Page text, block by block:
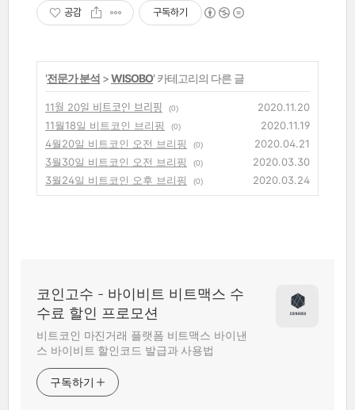
공감 구독하기
'전문가 분석 >WISOBO' 카테고리의 다른 글
11월 20일 비트코인 브리핑 (0)
2020.11.20
11월18일 비트코인 브리핑
(0)
2020.11.19
4월20일 비트코인 오전 브리핑
(0)
2020.04.21
3월30일 비트코인 오전 브리핑
(0)
2020.03.30
3월24일 비트코인 오후 브리핑
(0) 2020.03.24
코인고수 - 바이비트 비트맥스 수
수료 할인 프로모션
비트코인 마진거래 플랫폼 비트맥스 바이낸
스 바이비트 할인코드 발급과 사용법
구독하기